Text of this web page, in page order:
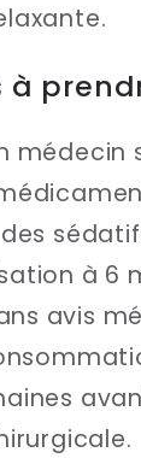
à
médecin
à 6
avis